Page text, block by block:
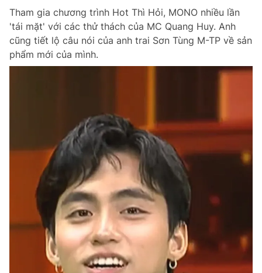
Tổng biên tập: Nguyễn Ngọc Toàn
Phó tổng biên tập thường trực: Hải Thành
Phó tổng biên tập: Lâm Hiếu Dũng
Phó tổng biên tập: Trần Việt Hưng
Tổng thư ký tòa soạn: Đức Trung
Phát triển bởi ePi Technologies, JSC.
Tham gia chương trình Hot Thì Hỏi, MONO nhiều lần
'tái mặt' với các thử thách của MC Quang Huy. Anh
cũng tiết lộ câu nói của anh trai Sơn Tùng M-TP về sản
phẩm mới của mình.